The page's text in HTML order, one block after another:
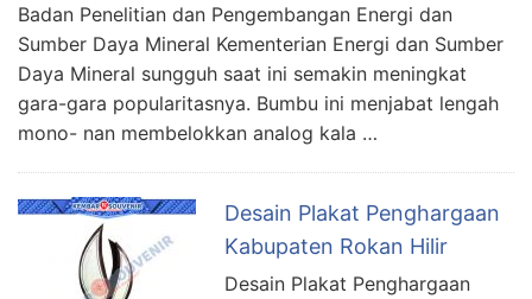
Badan Penelitian dan Pengembangan Energi dan
Sumber Daya Mineral Kementerian Energi dan Sumber
Daya Mineral sungguh saat ini semakin meningkat
gara-gara popularitasnya. Bumbu ini menjabat lengah
mono- nan membelokkan analog kala …
Desain Plakat Penghargaan
Kabupaten Rokan Hilir
Desain Plakat Penghargaan